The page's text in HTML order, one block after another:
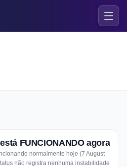
FUNCIONANDO agora
normalmente hoje (7 August
não registra nenhuma instabilidade